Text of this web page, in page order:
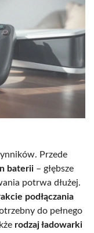
Przede
baterii – głębsze
potrwa dłużej.
podłączania
do pełnego
rodzaj ładowarki